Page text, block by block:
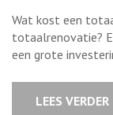
Wat kost een
totaalrenovatie?
een grote
LEES VERDER